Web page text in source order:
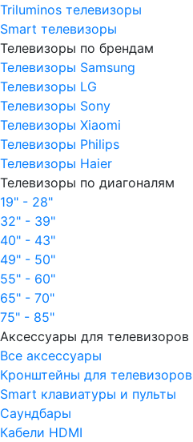
Triluminos телевизоры
Smart телевизоры
Телевизоры по брендам
Телевизоры Samsung
Телевизоры LG
Телевизоры Sony
Телевизоры Xiaomi
Телевизоры Philips
Телевизоры Haier
Телевизоры по диагоналям
19" - 28"
32" - 39"
40" - 43"
49" - 50"
55" - 60"
65" - 70"
75" - 85"
Аксессуары для телевизоров
Все аксессуары
Кронштейны для телевизоров
Smart клавиатуры и пульты
Саундбары
Кабели HDMI